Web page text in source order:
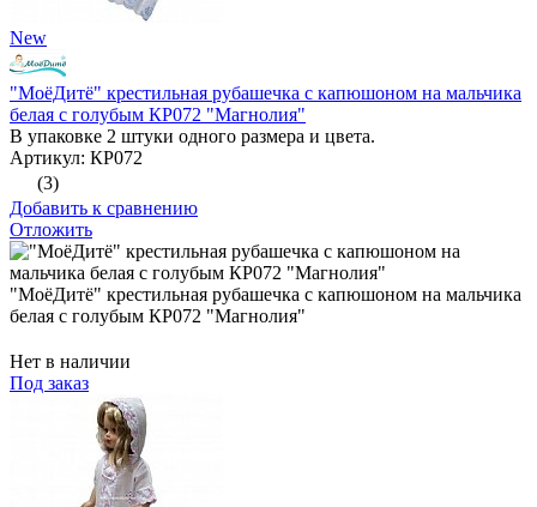
New
"МоёДитё" крестильная рубашечка с капюшоном на мальчика
белая с голубым КР072 "Магнолия"
В упаковке 2 штуки одного размера и цвета.
Артикул: КР072
(3)
Добавить к сравнению
Отложить
"МоёДитё" крестильная рубашечка с капюшоном на мальчика
белая с голубым КР072 "Магнолия"
Нет в наличии
Под заказ